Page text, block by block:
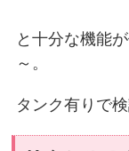
と十分な機能
～。
タンク有りで